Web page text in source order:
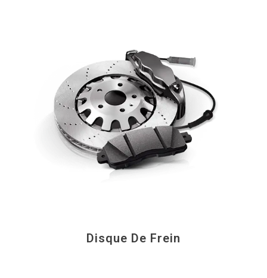
Disque De Frein